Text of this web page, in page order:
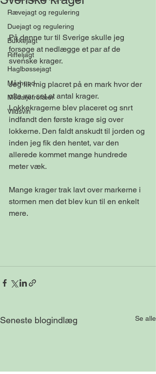
Rævejagt og regulering
Duejagt og regulering
Bukkejagt
Riffeljagt
Haglbøssejagt
Mårhund
Medaljetrofæer
Vildsvin
På denne tur til Sverige skulle jeg
forsøge at nedlægge et par af de
svenske krager.
Jeg fik mig placret på en mark hvor der
ofte var set et antal krager.
Lokkekragerne blev placeret og snrt
indfandt den første krage sig over
lokkerne. Den faldt anskudt til jorden og
inden jeg fik den hentet, var den
allerede kommet mange hundrede
meter væk.
Mange krager trak lavt over markerne i
stormen men det blev kun til en enkelt
mere.
Seneste blogindlæg Se alle